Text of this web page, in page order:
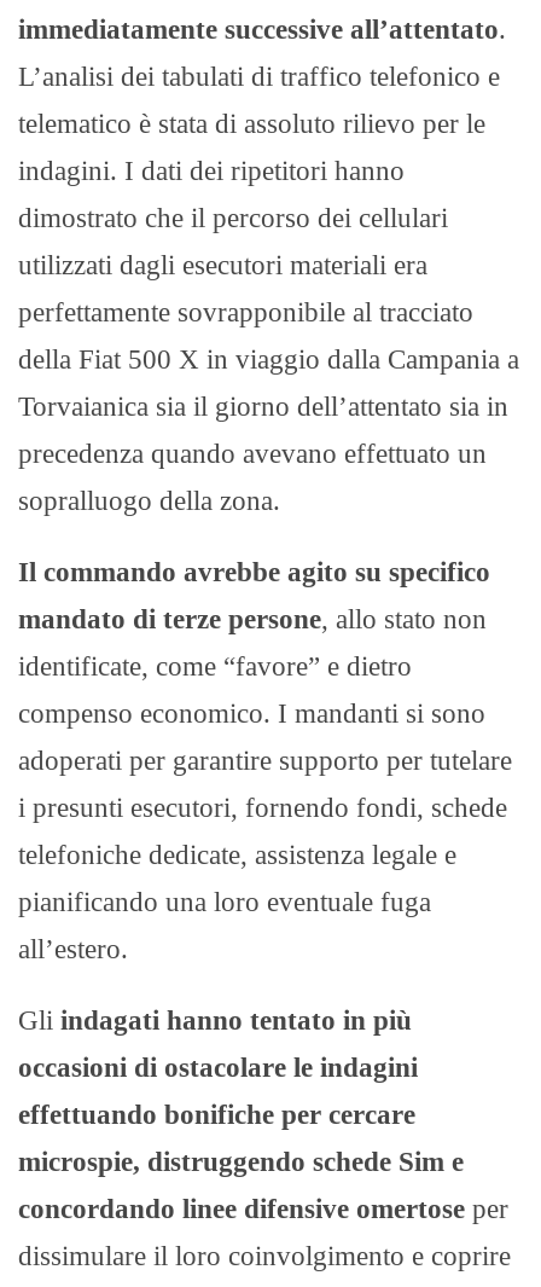
immediatamente successive all’attentato.
L’analisi dei tabulati di traffico telefonico e
telematico è stata di assoluto rilievo per le
indagini. I dati dei ripetitori hanno
dimostrato che il percorso dei cellulari
utilizzati dagli esecutori materiali era
perfettamente sovrapponibile al tracciato
della Fiat 500 X in viaggio dalla Campania a
Torvaianica sia il giorno dell’attentato sia in
precedenza quando avevano effettuato un
sopralluogo della zona.
Il commando avrebbe agito su specifico
mandato di terze persone, allo stato non
identificate, come “favore” e dietro
compenso economico. I mandanti si sono
adoperati per garantire supporto per tutelare
i presunti esecutori, fornendo fondi, schede
telefoniche dedicate, assistenza legale e
pianificando una loro eventuale fuga
all’estero.
Gli indagati hanno tentato in più
occasioni di ostacolare le indagini
effettuando bonifiche per cercare
microspie, distruggendo schede Sim e
concordando linee difensive omertose per
dissimulare il loro coinvolgimento e coprire